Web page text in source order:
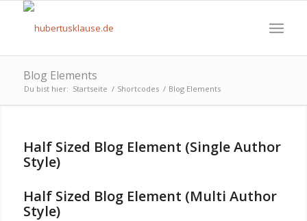
Blog Elements
Du bist hier: Startseite / Shortcodes / Blog Elements
Half Sized Blog Element (Single Author
Style)
Half Sized Blog Element (Multi Author
Style)